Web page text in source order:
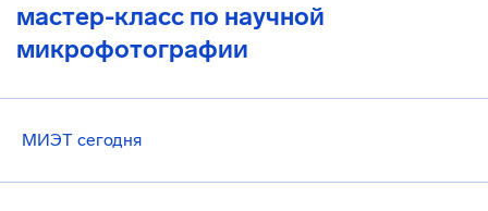
мастер-класс по научной
микрофотографии
МИЭТ сегодня